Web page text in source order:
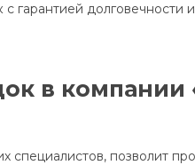
гарантией долговечности
в компании
позволит